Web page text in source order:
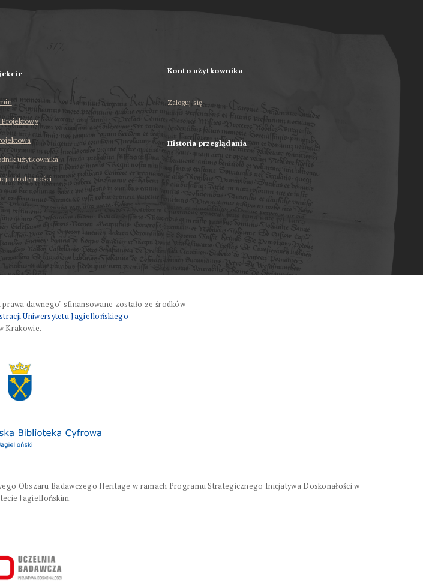
Projektowy
użytkownika
dostępności
Konto użytkownika
Zaloguj się
Historia przeglądania
dawnego" sfinansowane zostało ze środków
Uniwersytetu Jagiellońskiego
Krakowie.
Obszaru Badawczego Heritage w ramach Programu Strategicznego Inicjatywa Doskonałości w
Jagiellońskim.